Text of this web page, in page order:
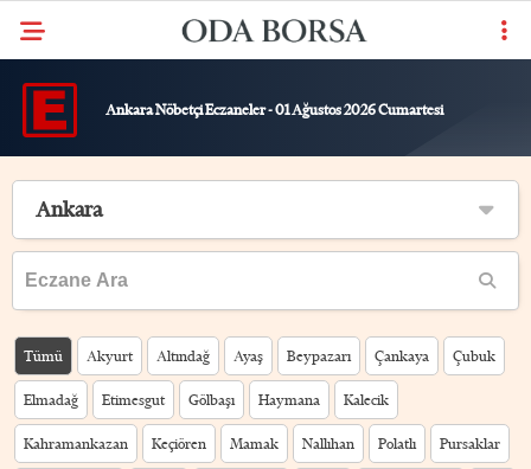
Ankara Nöbetçi Eczaneler - 01 Ağustos 2026 Cumartesi
Ankara
Tümü Akyurt Altındağ Ayaş Beypazarı Çankaya Çubuk
Elmadağ Etimesgut Gölbaşı Haymana Kalecik
Kahramankazan Keçiören Mamak Nallıhan Polatlı Pursaklar